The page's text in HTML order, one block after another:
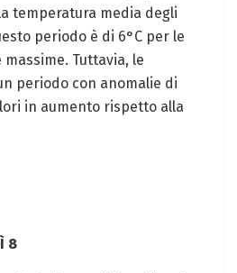
temperatura media degli
periodo è di 6°C per le
massime. Tuttavia, le
periodo con anomalie di
in aumento rispetto alla
8